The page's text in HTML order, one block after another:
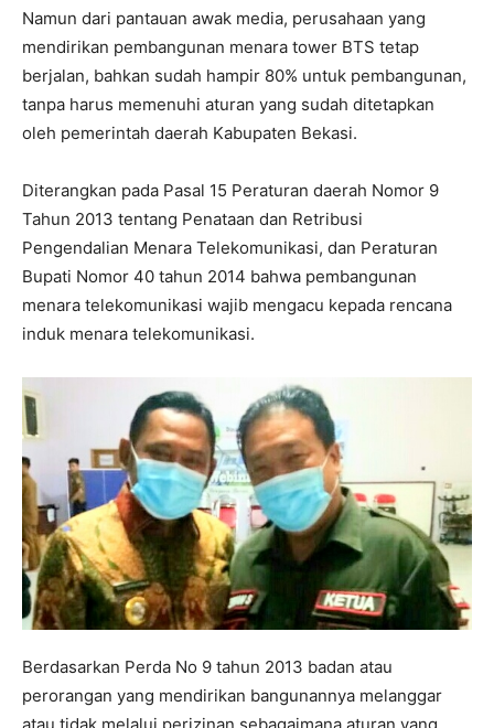
Namun dari pantauan awak media, perusahaan yang
mendirikan pembangunan menara tower BTS tetap
berjalan, bahkan sudah hampir 80% untuk pembangunan,
tanpa harus memenuhi aturan yang sudah ditetapkan
oleh pemerintah daerah Kabupaten Bekasi.
Diterangkan pada Pasal 15 Peraturan daerah Nomor 9
Tahun 2013 tentang Penataan dan Retribusi
Pengendalian Menara Telekomunikasi, dan Peraturan
Bupati Nomor 40 tahun 2014 bahwa pembangunan
menara telekomunikasi wajib mengacu kepada rencana
induk menara telekomunikasi.
Berdasarkan Perda No 9 tahun 2013 badan atau
perorangan yang mendirikan bangunannya melanggar